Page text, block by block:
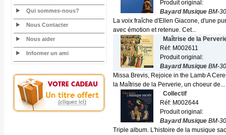
Qui sommes-nous?
Nous Contacter
Nous aider
Informer un ami
Produit original:
Bayard Musique BM-
La voix fraîche d'Ellen Giacone, d'une
avec émotion et retenue. Cet...
Maîtrise de la
Réf: M002611
Produit original:
Bayard Musique BM-
Missa Brevis, Rejoice in the Lamb A
la Maîtrise de la Perverie, un choeur de...
Collectif
Réf: M002644
Produit original:
Bayard Musique BM-
Triple album. L'histoire de la musique